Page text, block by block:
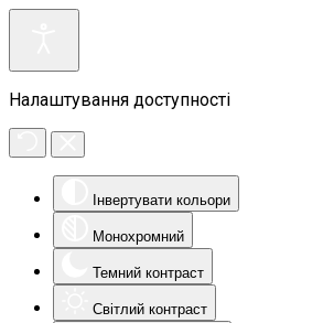
Налаштування доступності
Інвертувати кольори
Монохромний
Темний контраст
Світлий контраст